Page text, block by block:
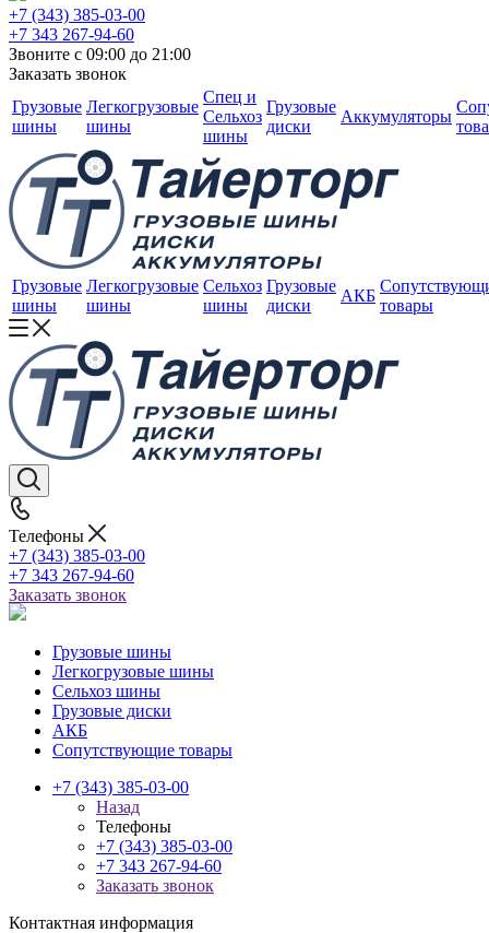
+7 (343) 385-03-00
+7 343 267-94-60
Звоните с 09:00 до 21:00
Заказать звонок
Грузовые
шины
Легкогрузовые
шины
Спец и
Сельхоз
шины
Грузовые
диски
Аккумуляторы
Грузовые
шины
Легкогрузовые
шины
Сельхоз
шины
Грузовые
диски
АКБ
товары
Телефоны
+7 (343) 385-03-00
+7 343 267-94-60
Заказать звонок
Грузовые шины
Легкогрузовые шины
Сельхоз шины
Грузовые диски
АКБ
Сопутствующие товары
+7 (343) 385-03-00
Назад
Телефоны
+7 (343) 385-03-00
+7 343 267-94-60
Заказать звонок
Контактная информация